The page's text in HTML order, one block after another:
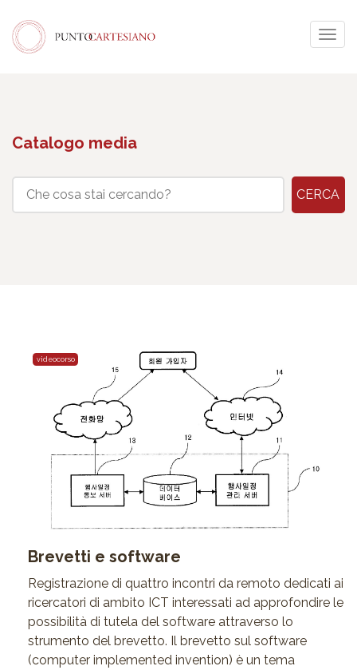
Catalogo media
CERCA
videocorso
Brevetti e software
Registrazione di quattro incontri da remoto dedicati ai
ricercatori di ambito ICT interessati ad approfondire le
possibilità di tutela del software attraverso lo
strumento del brevetto. Il brevetto sul software
(computer implemented invention) è un tema